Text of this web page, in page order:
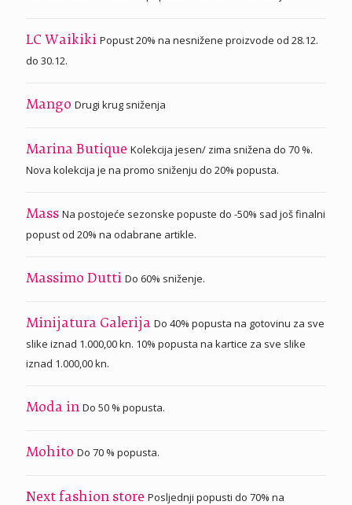
LC Waikiki Popust 20% na nesnižene proizvode od 28.12.
do 30.12.
Mango Drugi krug sniženja
Marina Butique Kolekcija jesen/ zima snižena do 70 %.
Nova kolekcija je na promo sniženju do 20% popusta.
Mass Na postojeće sezonske popuste do -50% sad još finalni
popust od 20% na odabrane artikle.
Massimo Dutti Do 60% sniženje.
Minijatura Galerija Do 40% popusta na gotovinu za sve
slike iznad 1.000,00 kn. 10% popusta na kartice za sve slike
iznad 1.000,00 kn.
Moda in Do 50 % popusta.
Mohito Do 70 % popusta.
Next fashion store Posljednji popusti do 70% na